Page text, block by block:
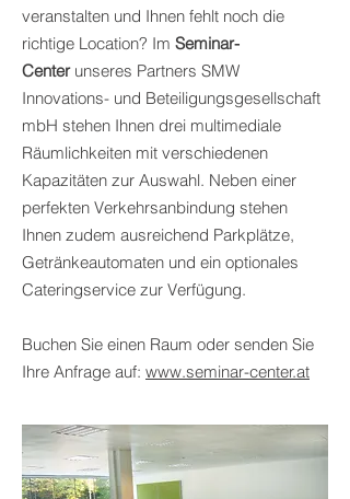
veranstalten und Ihnen fehlt noch die
richtige Location? Im Seminar-
Centerunseres Partners SMW
Innovations- und Beteiligungsgesellschaft
mbH stehen Ihnen drei multimediale
Räumlichkeiten mit verschiedenen
Kapazitäten zur Auswahl. Neben einer
perfekten Verkehrsanbindung stehen
Ihnen zudem ausreichend Parkplätze,
Getränkeautomaten und ein optionales
Cateringservice zur Verfügung.
Buchen Sie einen Raum oder senden Sie
Ihre Anfrage auf: www.seminar-center.at